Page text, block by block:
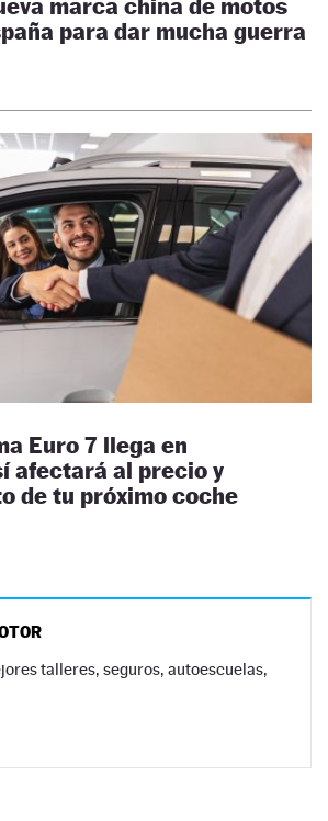
marca china de motos
para dar mucha guerra
Euro 7 llega en
afectará al precio y
de tu próximo coche
talleres, seguros, autoescuelas,